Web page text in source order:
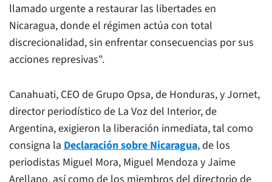
llamado urgente a restaurar las libertades en
Nicaragua, donde el régimen actúa con total
discrecionalidad, sin enfrentar consecuencias por sus
acciones represivas".
Canahuati, CEO de Grupo Opsa, de Honduras, y Jornet,
director periodístico de La Voz del Interior, de
Argentina, exigieron la liberación inmediata, tal como
consigna la Declaración sobre Nicaragua, de los
periodistas Miguel Mora, Miguel Mendoza y Jaime